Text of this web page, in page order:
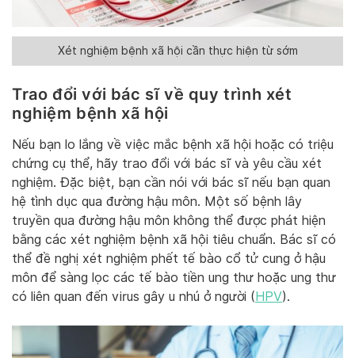
Xét nghiệm bệnh xã hội cần thực hiện từ sớm
Trao đổi với bác sĩ về quy trình xét
nghiệm bệnh xã hội
Nếu bạn lo lắng về việc mắc bệnh xã hội hoặc có triệu
chứng cụ thể, hãy trao đổi với bác sĩ và yêu cầu xét
nghiệm. Đặc biệt, bạn cần nói với bác sĩ nếu bạn quan
hệ tình dục qua đường hậu môn. Một số bệnh lây
truyền qua đường hậu môn không thể được phát hiện
bằng các xét nghiệm bệnh xã hội tiêu chuẩn. Bác sĩ có
thể đề nghị xét nghiệm phết tế bào cổ tử cung ở hậu
môn để sàng lọc các tế bào tiền ung thư hoặc ung thư
có liên quan đến virus gây u nhú ở người ( HPV).